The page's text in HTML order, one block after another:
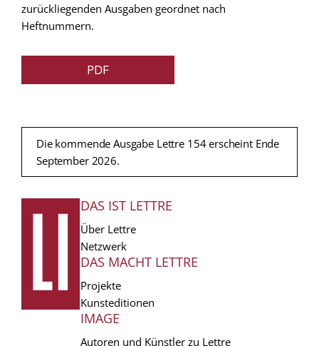
zurückliegenden Ausgaben geordnet nach
Heftnummern.
PDF
Die kommende Ausgabe Lettre 154 erscheint Ende
September 2026.
FUSSZEILE
DAS IST LETTRE
Über Lettre
Netzwerk
DAS MACHT LETTRE
Projekte
Kunsteditionen
IMAGE
Autoren und Künstler zu Lettre